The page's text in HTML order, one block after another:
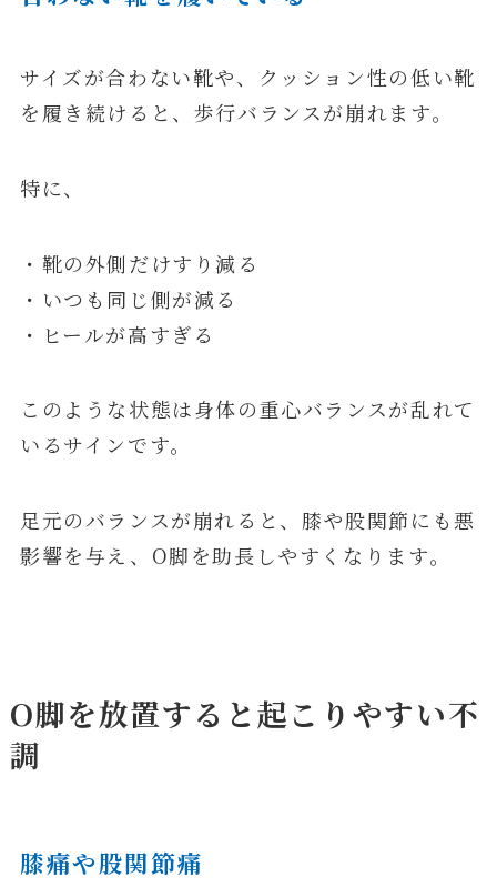
サイズが合わない靴や、クッション性の低い靴
を履き続けると、歩行バランスが崩れます。
特に、
・靴の外側だけすり減る
・いつも同じ側が減る
・ヒールが高すぎる
このような状態は身体の重心バランスが乱れて
いるサインです。
足元のバランスが崩れると、膝や股関節にも悪
影響を与え、O脚を助長しやすくなります。
O脚を放置すると起こりやすい不
調
膝痛や股関節痛